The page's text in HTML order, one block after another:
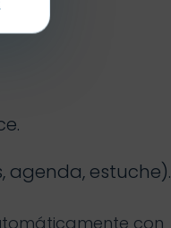
agenda, estuche).
con